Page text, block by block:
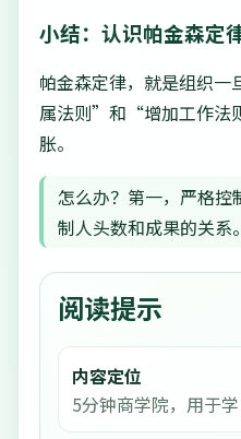
小结：认识帕金森定
帕金森定律，就是组织
属法则”和“增加工作法
胀。
怎么办？第一，严格
制人头数和成果的关系。
阅读提示
内容定位
5分钟商学院，用于学